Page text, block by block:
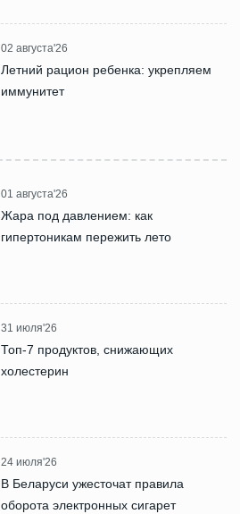
02 августа'26
Летний рацион ребенка: укрепляем
иммунитет
01 августа'26
Жара под давлением: как
гипертоникам пережить лето
31 июля'26
Топ-7 продуктов, снижающих
холестерин
24 июля'26
В Беларуси ужесточат правила
оборота электронных сигарет